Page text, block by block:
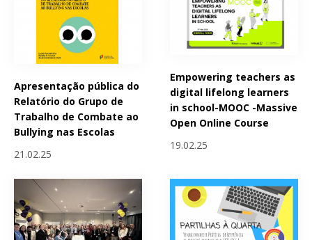
Apresentação pública do
Relatório do Grupo de
Trabalho de Combate ao
Bullying nas Escolas
21.02.25
Empowering teachers as
digital lifelong learners
in school-MOOC -Massive
Open Online Course
19.02.25
Páginas